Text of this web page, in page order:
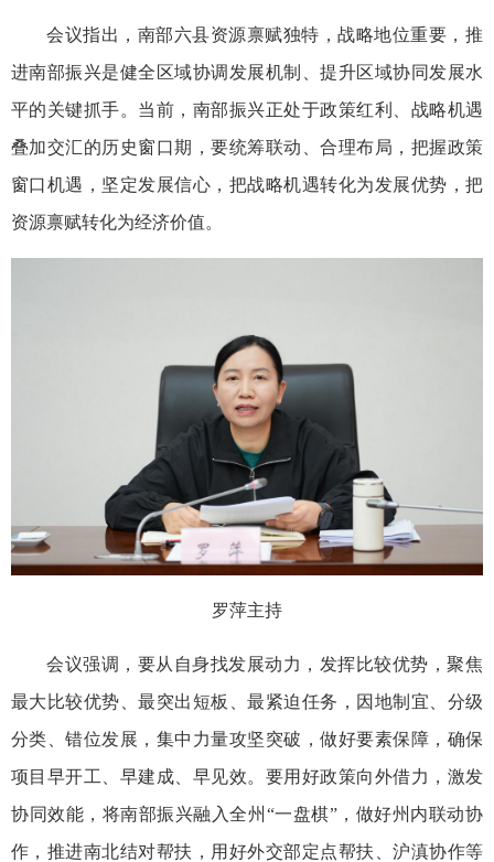
会议指出，南部六县资源禀赋独特，战略地位重要，推
进南部振兴是健全区域协调发展机制、提升区域协同发展水
平的关键抓手。当前，南部振兴正处于政策红利、战略机遇
叠加交汇的历史窗口期，要统筹联动、合理布局，把握政策
窗口机遇，坚定发展信心，把战略机遇转化为发展优势，把
资源禀赋转化为经济价值。
罗萍主持
会议强调，要从自身找发展动力，发挥比较优势，聚焦
最大比较优势、最突出短板、最紧迫任务，因地制宜、分级
分类、错位发展，集中力量攻坚突破，做好要素保障，确保
项目早开工、早建成、早见效。要用好政策向外借力，激发
协同效能，将南部振兴融入全州“一盘棋”，做好州内联动协
作，推进南北结对帮扶，用好外交部定点帮扶、沪滇协作等